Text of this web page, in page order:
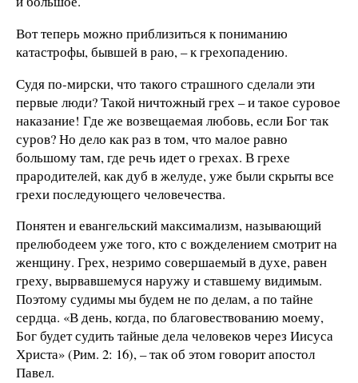
Вот теперь можно приблизиться к пониманию
катастрофы, бывшей в раю, – к грехопадению.
Судя по-мирски, что такого страшного сделали эти
первые люди? Такой ничтожный грех – и такое суровое
наказание! Где же возвещаемая любовь, если Бог так
суров? Но дело как раз в том, что малое равно
большому там, где речь идет о грехах. В грехе
прародителей, как дуб в желуде, уже были скрыты все
грехи последующего человечества.
Понятен и евангельский максимализм, называющий
прелюбодеем уже того, кто с вожделением смотрит на
женщину. Грех, незримо совершаемый в духе, равен
греху, вырвавшемуся наружу и ставшему видимым.
Поэтому судимы мы будем не по делам, а по тайне
сердца. «В день, когда, по благовествованию моему,
Бог будет судить тайные дела человеков через Иисуса
Христа» (Рим. 2: 16), – так об этом говорит апостол
Павел.